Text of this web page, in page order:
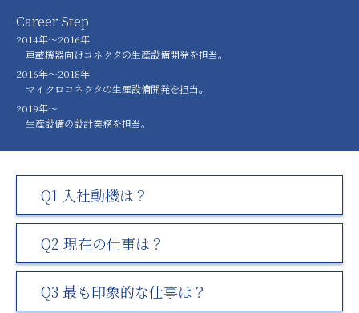
Career Step
2014年～2016年
車載機器向けコネクタの生産設備開発を担当。
2016年～2018年
マイクロコネクタの生産設備開発を担当。
2019年～
生産設備の設計業務を担当。
Q1 入社動機は？
Q2 現在の仕事は？
Q3 最も印象的な仕事は？